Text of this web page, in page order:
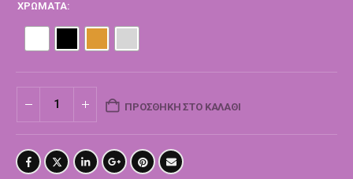
ΧΡΏΜΑΤΑ
ΠΡΟΣΘΉΚΗ ΣΤΟ ΚΑΛΆΘΙ